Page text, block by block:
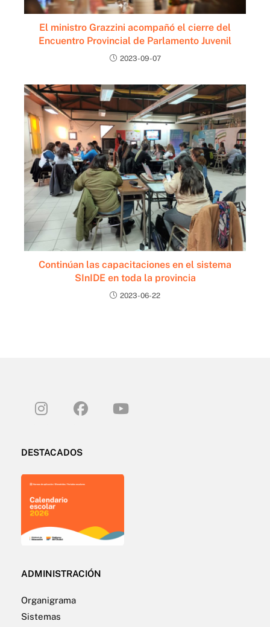
El ministro Grazzini acompañó el cierre del
Encuentro Provincial de Parlamento Juvenil
2023-09-07
Continúan las capacitaciones en el sistema
SInIDE en toda la provincia
2023-06-22
DESTACADOS
ADMINISTRACIÓN
Organigrama
Sistemas